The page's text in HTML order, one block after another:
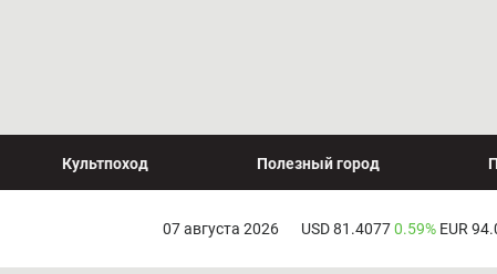
Культпоход Полезный город
07 августа 2026 USD 81.40770.59% EUR